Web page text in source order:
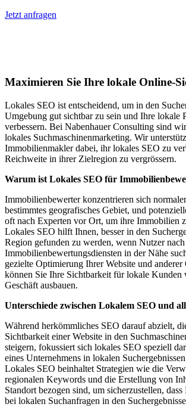
Jetzt anfragen
Maximieren Sie Ihre lokale Online-
Lokales SEO ist entscheidend, um in den
Umgebung gut sichtbar zu sein und Ihre lokale
verbessern. Bei Nabenhauer Consulting sind
lokales Suchmaschinenmarketing. Wir
Immobilienmakler dabei, ihr lokales SEO zu
Reichweite in ihrer Zielregion zu vergrössern.
Warum ist Lokales SEO für
Immobilienbewerter konzentrieren sich
bestimmtes geografisches Gebiet, und
oft nach Experten vor Ort, um ihre Immobilien
Lokales SEO hilft Ihnen, besser in den
Region gefunden zu werden, wenn Nutzer nach
Immobilienbewertungsdiensten in der Nähe
gezielte Optimierung Ihrer Website und anderer
können Sie Ihre Sichtbarkeit für lokale Kunden
Geschäft ausbauen.
Unterschiede zwischen Lokalem SEO und
Während herkömmliches SEO darauf abzielt,
Sichtbarkeit einer Website in den
steigern, fokussiert sich lokales SEO speziell
eines Unternehmens in lokalen
Lokales SEO beinhaltet Strategien wie die
regionalen Keywords und die Erstellung von
Standort bezogen sind, um sicherzustellen,
bei lokalen Suchanfragen in den